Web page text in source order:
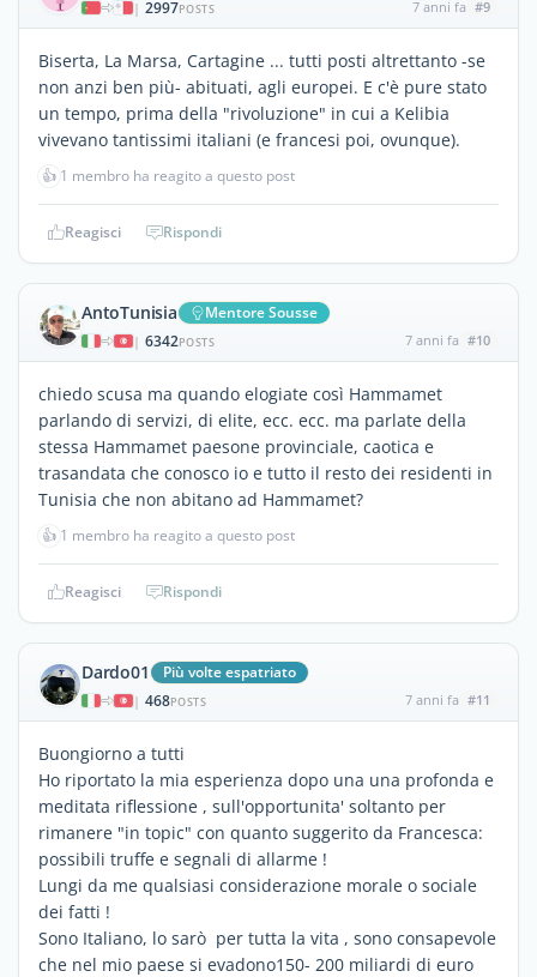
| 2997POSTS 7 anni fa #9
Biserta, La Marsa, Cartagine ... tutti posti altrettanto -se
non anzi ben più- abituati, agli europei. E c'è pure stato
un tempo, prima della "rivoluzione" in cui a Kelibia
vivevano tantissimi italiani (e francesi poi, ovunque).
👍 1 membro ha reagito a questo post
Reagisci Rispondi
AntoTunisia Mentore Sousse
| 6342POSTS 7 anni fa #10
chiedo scusa ma quando elogiate così Hammamet
parlando di servizi, di elite, ecc. ecc. ma parlate della
stessa Hammamet paesone provinciale, caotica e
trasandata che conosco io e tutto il resto dei residenti in
Tunisia che non abitano ad Hammamet?
👍 1 membro ha reagito a questo post
Reagisci Rispondi
Dardo01 Più volte espatriato
| 468POSTS 7 anni fa #11
Buongiorno a tutti
Ho riportato la mia esperienza dopo una una profonda e
meditata riflessione , sull'opportunita' soltanto per
rimanere "in topic" con quanto suggerito da Francesca:
possibili truffe e segnali di allarme !
Lungi da me qualsiasi considerazione morale o sociale
dei fatti !
Sono Italiano, lo sarò per tutta la vita , sono consapevole
che nel mio paese si evadono150- 200 miliardi di euro